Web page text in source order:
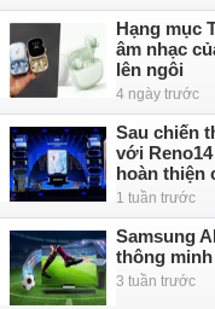
Hạng mục
âm nhạc
lên ngôi
4 ngày trước
Sau chiến
với
hoàn thiện
1 tuần trước
Samsung
thông
3 tuần trước